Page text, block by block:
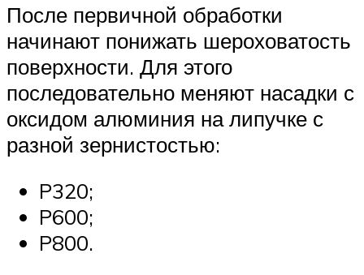
После первичной обработки
начинают понижать шероховатость
поверхности. Для этого
последовательно меняют насадки с
оксидом алюминия на липучке с
разной зернистостью:
P320;
P600;
P800.